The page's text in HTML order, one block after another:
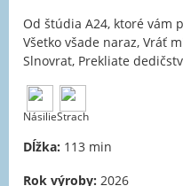
Od štúdia A24, ktoré vám
Všetko všade naraz, Vráť
Slnovrat, Prekliate
NásilieStrach
Dĺžka: 113 min
Rok výroby: 2026